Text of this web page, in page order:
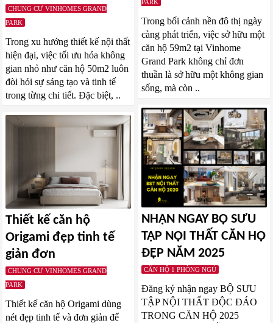
PARK
Trong bối cảnh nền đô thị ngày
càng phát triển, việc sở hữu một
căn hộ 59m2 tại Vinhome
Grand Park không chỉ đơn
thuần là sở hữu một không gian
sống, mà còn ..
CHUNG CƯ VINHOMES GRAND
PARK
Trong xu hướng thiết kế nội thất
hiện đại, việc tối ưu hóa không
gian nhỏ như căn hộ 50m2 luôn
đòi hỏi sự sáng tạo và tinh tế
trong từng chi tiết. Đặc biệt, ..
NHẬN NGAY BỘ SƯU
TẬP NỘI THẤT CĂN HỘ
ĐẸP NĂM 2025
CĂN HỘ 1 PHÒNG NGỦ
Đăng ký nhận ngay BỘ SƯU
TẬP NỘI THẤT ĐỘC ĐÁO
TRONG CĂN HỘ 2025
Thiết kế căn hộ
Origami đẹp tinh tế
giản đơn
CHUNG CƯ VINHOMES GRAND
PARK
Thiết kế căn hộ Origami dùng
nét đẹp tinh tế và đơn giản để